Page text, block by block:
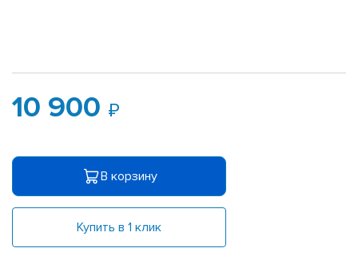
10 900
В корзину
Купить в 1 клик